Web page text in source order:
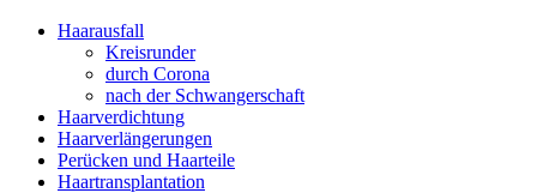
Haarausfall
Kreisrunder
durch Corona
nach der Schwangerschaft
Haarverdichtung
Haarverlängerungen
Perücken und Haarteile
Haartransplantation